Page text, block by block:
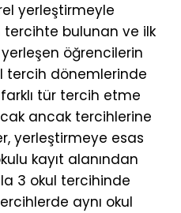
yerleştirmeyle
bulunan ve ilk
öğrencilerin
tercih dönemlerinde
tür tercih etme
ancak tercihlerine
yerleştirmeye esas
kayıt alanından
3 okul tercihinde
aynı okul